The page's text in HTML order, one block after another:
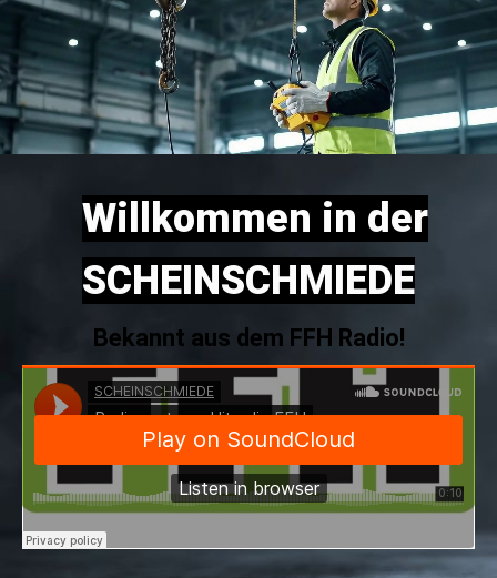
Willkommen in der
SCHEINSCHMIEDE
Bekannt aus dem FFH Radio!